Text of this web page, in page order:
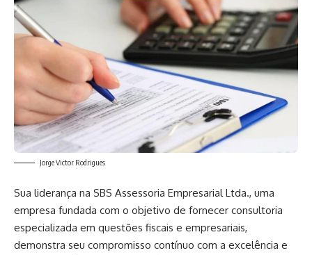
Jorge Victor Rodrigues
Sua liderança na SBS Assessoria Empresarial Ltda., uma
empresa fundada com o objetivo de fornecer consultoria
especializada em questões fiscais e empresariais,
demonstra seu compromisso contínuo com a excelência e